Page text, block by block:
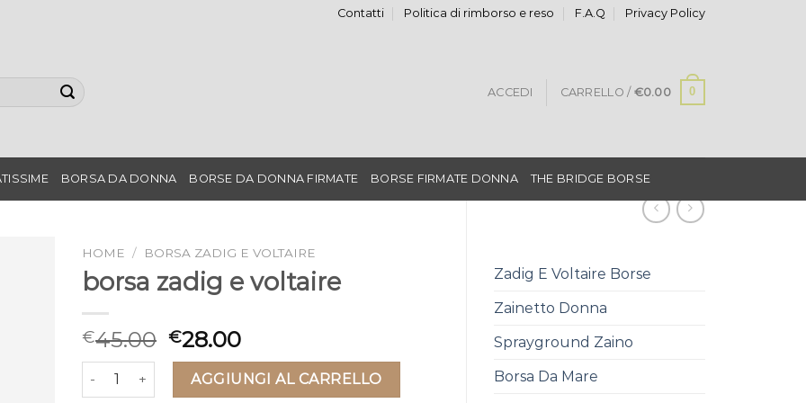
Contatti Politica di rimborso e reso F.A.Q Privacy Policy
ACCEDI CARRELLO / €0.00 0
BORSA DA DONNA BORSE DA DONNA FIRMATE BORSE FIRMATE DONNA THE BRIDGE BORSE
Zadig E Voltaire Borse
Zainetto Donna
Sprayground Zaino
Borsa Da Mare
HOME / BORSA ZADIG E VOLTAIRE
borsa zadig e voltaire
€45.00 €28.00
borsa zadig e voltaire quantitàAGGIUNGI AL CARRELLO